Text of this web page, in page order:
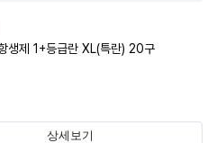
생제 1+등급란 XL(특란) 20구
상세보기